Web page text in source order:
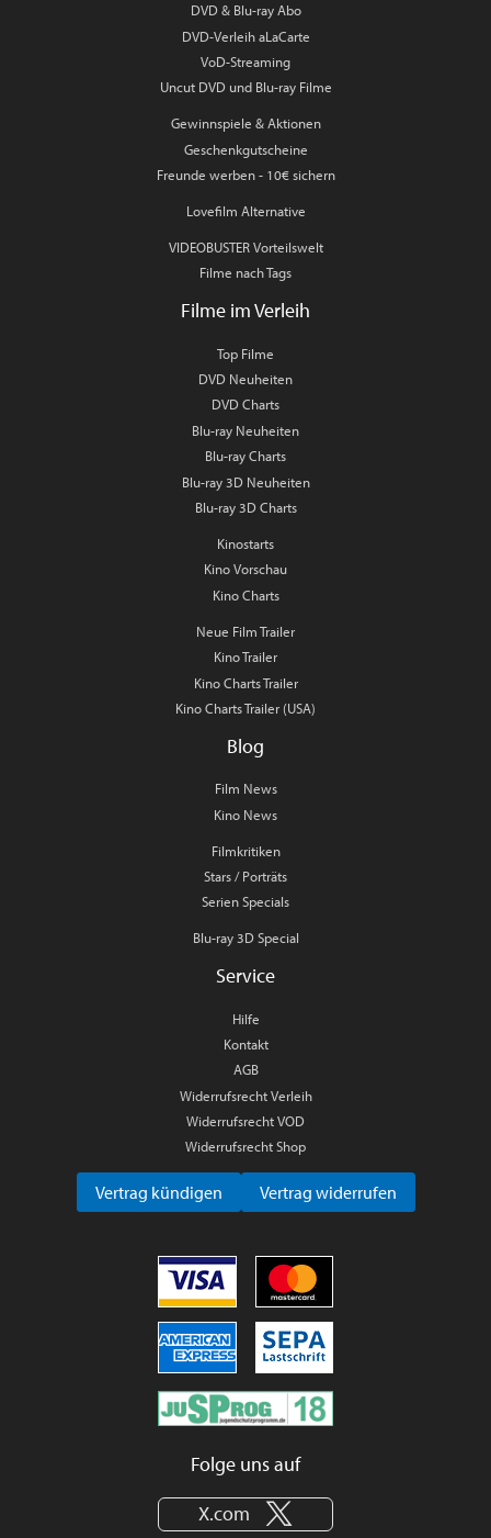
DVD & Blu-ray Abo
DVD-Verleih aLaCarte
VoD-Streaming
Uncut DVD und Blu-ray Filme
Gewinnspiele & Aktionen
Geschenkgutscheine
Freunde werben - 10€ sichern
Lovefilm Alternative
VIDEOBUSTER Vorteilswelt
Filme nach Tags
Filme im Verleih
Top Filme
DVD Neuheiten
DVD Charts
Blu-ray Neuheiten
Blu-ray Charts
Blu-ray 3D Neuheiten
Blu-ray 3D Charts
Kinostarts
Kino Vorschau
Kino Charts
Neue Film Trailer
Kino Trailer
Kino Charts Trailer
Kino Charts Trailer (USA)
Blog
Film News
Kino News
Filmkritiken
Stars / Porträts
Serien Specials
Blu-ray 3D Special
Service
Hilfe
Kontakt
AGB
Widerrufsrecht Verleih
Widerrufsrecht VOD
Widerrufsrecht Shop
Vertrag kündigen Vertrag widerrufen
Folge uns auf
X.com